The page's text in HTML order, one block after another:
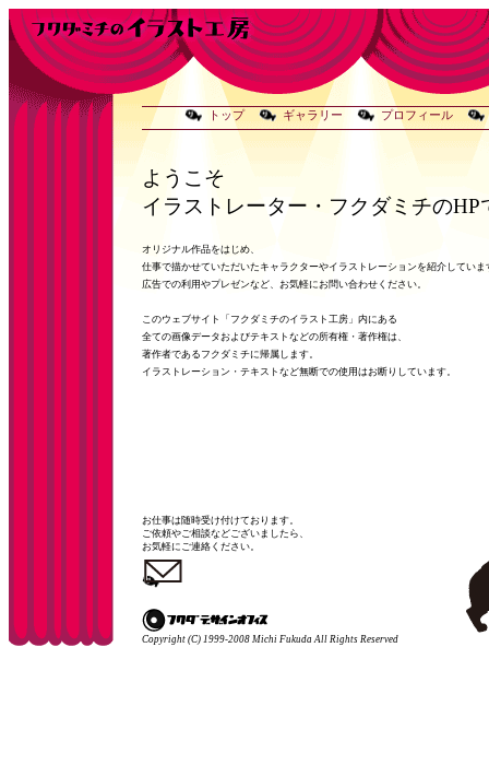
トップ ギャラリー プロフィール ブ
ようこそ
イラストレーター・フクダミチのHP
オリジナル作品をはじめ、
仕事で描かせていただいたキャラクターやイラストレーションを紹介していま
広告での利用やプレゼンなど、お気軽にお問い合わせください。
このウェブサイト「フクダミチのイラスト工房」内にある
全ての画像データおよびテキストなどの所有権・著作権は、
著作者であるフクダミチに帰属します。
イラストレーション・テキストなど無断での使用はお断りしています。
お仕事は随時受け付けております。
ご依頼やご相談などございましたら、
お気軽にご連絡ください。
Copyright (C) 1999-2008 Michi Fukuda All Rights Reserved